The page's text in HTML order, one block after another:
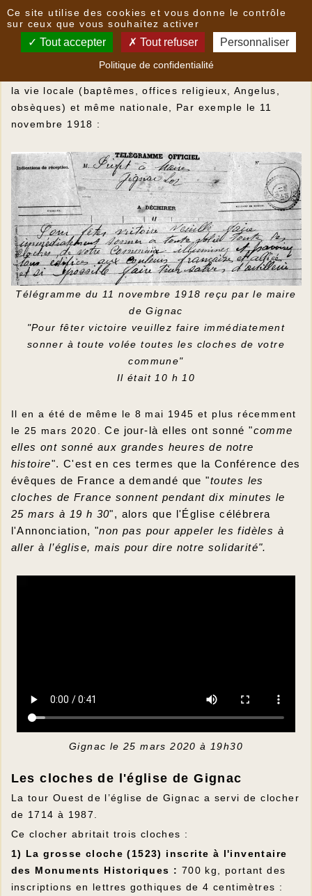
Un patrimoine sonore invisible : les cloches
Saint-Bonnet, elles accompagnent les événements de
la vie locale (baptêmes, offices religieux, Angelus,
obsèques) et même nationale, Par exemple le 11
novembre 1918 :
Télégramme du 11 novembre 1918 reçu par le maire
de Gignac
"Pour fêter victoire veuillez faire immédiatement
sonner à toute volée toutes les cloches de votre
commune"
Il était 10 h 10
Il en a été de même le 8 mai 1945 et plus récemment
le 25 mars 2020.Ce jour-là elles ont sonné "comme
elles ont sonné aux grandes heures de notre
histoire". C'est en ces termes que la Conférence des
évêques de France a demandé que "toutes les
cloches de France sonnent pendant dix minutes le
25 mars à 19 h 30", alors que l'Église célébrera
l'Annonciation, "non pas pour appeler les fidèles à
aller à l’église, mais pour dire notre solidarité".
Gignac le 25 mars 2020 à 19h30
Les cloches de l'église de Gignac
La tour Ouest de l’église de Gignac a servi de clocher
de 1714 à 1987.
Ce clocher abritait trois cloches :
1) La grosse cloche (1523) inscrite à l'inventaire
des Monuments Historiques : 700 kg, portant des
inscriptions en lettres gothiques de 4 centimètres :
Ce site utilise des cookies et vous donne le contrôle
sur ceux que vous souhaitez activer
Tout accepter Tout refuser Personnaliser
Politique de confidentialité